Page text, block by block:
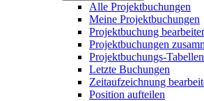
Alle Projektbuchungen
Meine Projektbuchungen
Projektbuchung
Projektbuchungen
Projektbuchungs-
Letzte Buchungen
Zeitaufzeichnung
Position aufteilen